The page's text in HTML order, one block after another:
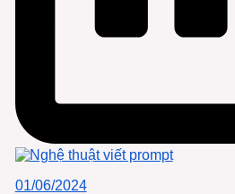
01/06/2024